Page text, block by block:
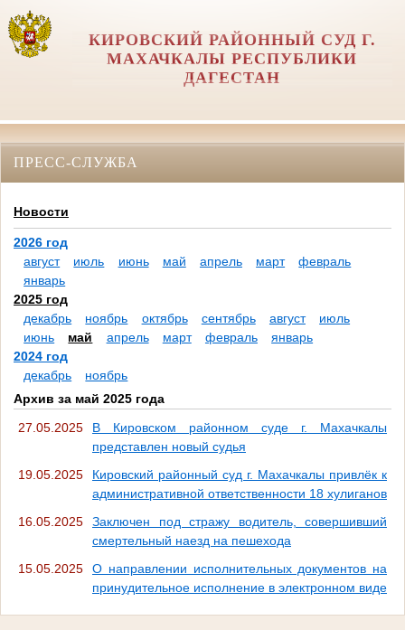
КИРОВСКИЙ РАЙОННЫЙ СУД Г.
МАХАЧКАЛЫ РЕСПУБЛИКИ
ДАГЕСТАН
ПРЕСС-СЛУЖБА
Новости
2026 год
август
июль июнь май апрель март
февраль
январь
2025 год
декабрь
ноябрь октябрь сентябрь август
июль
июнь
май апрель март февраль
январь
2024 год
декабрь
ноябрь
Архив за май 2025 года
27.05.2025
В Кировском районном суде г. Махачкалы
представлен новый судья
19.05.2025
Кировский районный суд г. Махачкалы привлёк к
административной ответственности 18 хулиганов
16.05.2025
Заключен под стражу водитель, совершивший
смертельный наезд на пешехода
15.05.2025
О направлении исполнительных документов на
принудительное исполнение в электронном виде